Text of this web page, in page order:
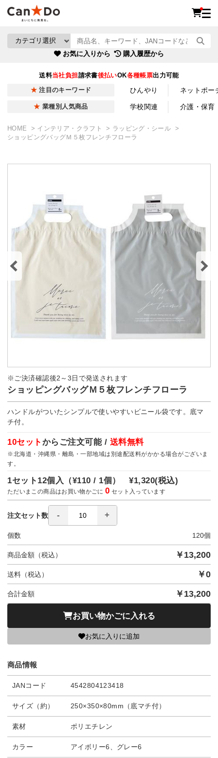
お気に入りから 購入履歴から
送料当社負担請求書後払いOK各種帳票出力可能
注目のキーワード ひんやり ネットポー
業種別人気商品 学校関連 介護・保育
HOME インテリア・クラフト
ラッピング・シール
ショッピングバッグＭ５枚フレンチフローラ
※ご決済確認後2～3日で発送されます
ショッピングバッグＭ５枚フレンチフローラ
ハンドルがついたシンプルで使いやすいビニール袋です。底マ
チ付。
10セット からご注文可能 / 送料無料
※北海道・沖縄県・離島・一部地域は別途配送料がかかる場合がございま
す。
1セット12個入（¥110 / 1個）¥1,320(税込)
ただいまこの商品はお買い物かごに0 セット入っています
注文セット数
個数 120個
商品金額（税込） ￥ 13,200
送料（税込） ￥0
合計金額 ￥ 13,200
お買い物かごに入れる
お気に入りに追加
商品情報
JANコード 4542804123418
サイズ（約） 250×350×80mm（底マチ付）
素材 ポリエチレン
カラー アイボリー6、グレー6